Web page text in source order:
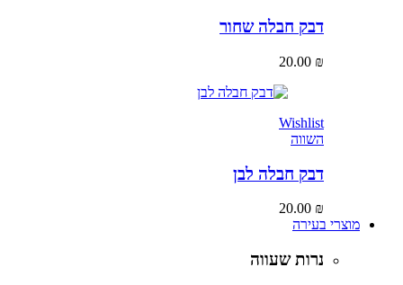
דבק חבלה שחור
20.00
Wishlist
דבק חבלה לבן
20.00
מוצרי בעירה
נרות שעווה